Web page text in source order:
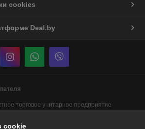
cookies
Deal.by
торговое унитарное предприятие
cookie